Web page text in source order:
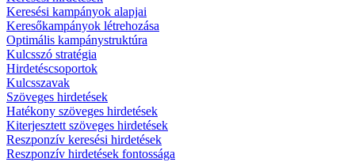
Keresési kampányok alapjai
Keresőkampányok létrehozása
Optimális kampánystruktúra
Kulcsszó stratégia
Hirdetéscsoportok
Kulcsszavak
Szöveges hirdetések
Hatékony szöveges hirdetések
Kiterjesztett szöveges hirdetések
Reszponzív keresési hirdetések
Reszponzív hirdetések fontossága